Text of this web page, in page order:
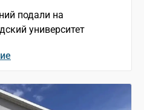
подали на
университет